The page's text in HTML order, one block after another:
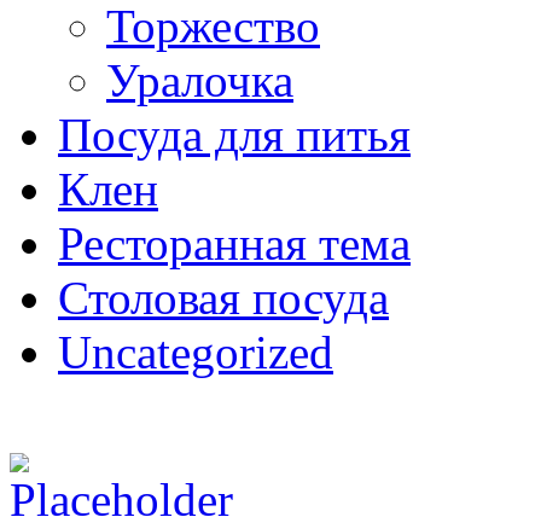
Торжество
Уралочка
Посуда для питья
Клен
Ресторанная тема
Столовая посуда
Uncategorized